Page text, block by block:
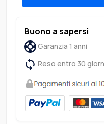
Buono a sapersi
Garanzia 1 anni
Reso entro 30